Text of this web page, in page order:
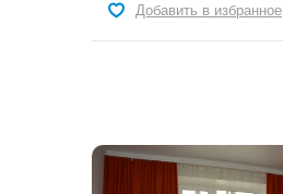
Добавить в избранное